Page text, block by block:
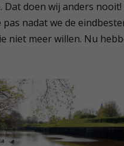
doen wij anders
nadat we de
niet meer willen. Nu